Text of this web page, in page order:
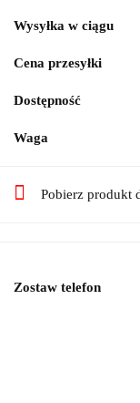
Wysyłka w ciągu
Cena przesyłki
Dostępność
Waga
Pobierz produkt
Zostaw telefon